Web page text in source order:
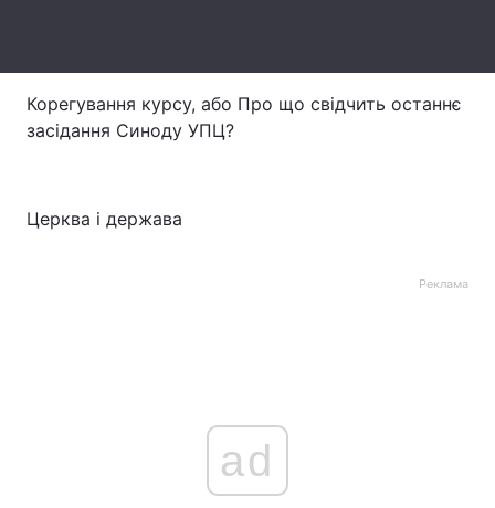
Здоров'я Туризм
Екологія
Вакансії
Корегування курсу, або Про що свідчить останнє
засідання Синоду УПЦ?
Церква і держава
Реклама
ad